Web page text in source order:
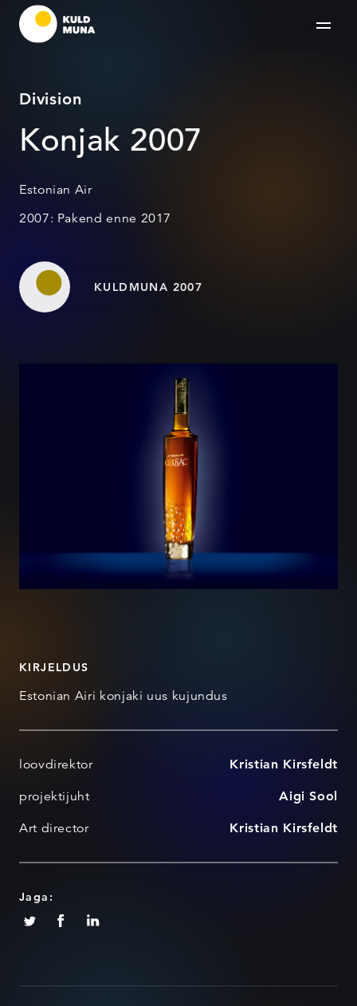
Division
Konjak 2007
Estonian Air
2007: Pakend enne 2017
KULDMUNA 2007
KIRJELDUS
Estonian Airi konjaki uus kujundus
loovdirektor Kristian Kirsfeldt
projektijuht Aigi Sool
Art director Kristian Kirsfeldt
Jaga: